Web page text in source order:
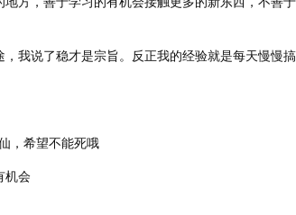
我说了稳才是宗旨。反正我的经验就是每天慢慢搞
，希望不能死哦
机会